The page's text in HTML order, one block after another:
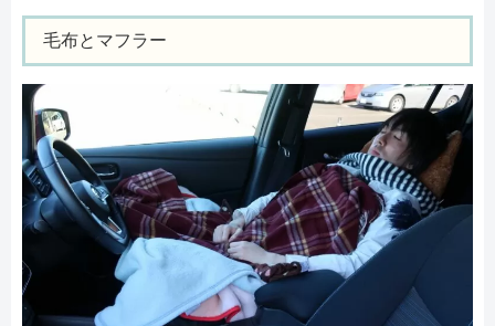
毛布とマフラー